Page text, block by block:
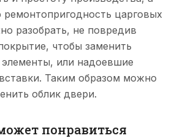
царговых
разобрать, не повредив
чтобы заменить
или надоевшие
Таким образом можно
облик двери.
понравиться